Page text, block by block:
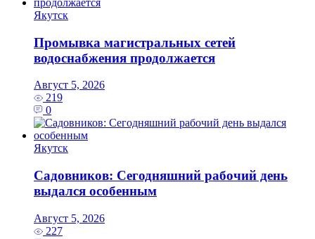
Якутск
Промывка магистральных сетей
водоснабжения продолжается
Август 5, 2026
219
0
Якутск
Садовников: Сегодняшний рабочий день
выдался особенным
Август 5, 2026
227